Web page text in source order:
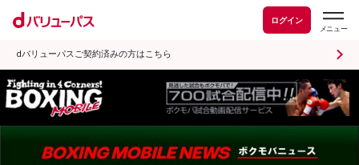
ログイン
dバリューパスご契約済みの方はこちら